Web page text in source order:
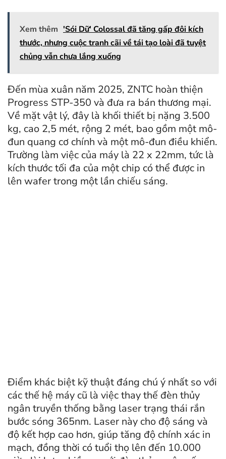
Xem thêm 'Sói Dữ' Colossal đã tăng gấp đôi kích
thước, nhưng cuộc tranh cãi về tái tạo loài đã tuyệt
chủng vẫn chưa lắng xuống
Đến mùa xuân năm 2025, ZNTC hoàn thiện
Progress STP-350 và đưa ra bán thương mại.
Về mặt vật lý, đây là khối thiết bị nặng 3.500
kg, cao 2,5 mét, rộng 2 mét, bao gồm một mô-
đun quang cơ chính và một mô-đun điều khiển.
Trường làm việc của máy là 22 x 22mm, tức là
kích thước tối đa của một chip có thể được in
lên wafer trong một lần chiếu sáng.
Điểm khác biệt kỹ thuật đáng chú ý nhất so với
các thế hệ máy cũ là việc thay thế đèn thủy
ngân truyền thống bằng laser trạng thái rắn
bước sóng 365nm. Laser này cho độ sáng và
độ kết hợp cao hơn, giúp tăng độ chính xác in
mạch, đồng thời có tuổi thọ lên đến 10.000